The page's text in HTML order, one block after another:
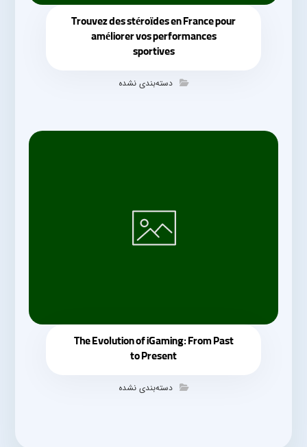
Trouvez des stéroïdes en France pour
améliorer vos performances
sportives
دسته‌بندی نشده
The Evolution of iGaming: From Past
to Present
دسته‌بندی نشده